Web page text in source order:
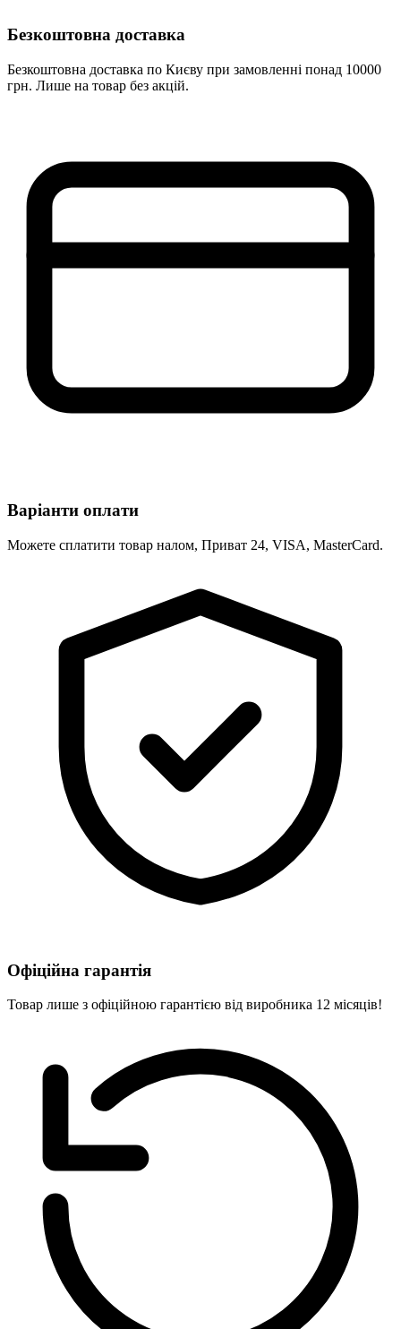
Безкоштовна доставка
Безкоштовна доставка по Києву при замовленні понад 10000
грн. Лише на товар без акцій.
Варіанти оплати
Можете сплатити товар налом, Приват 24, VISA, MasterCard.
Офіційна гарантія
Товар лише з офіційною гарантією від виробника 12 місяців!